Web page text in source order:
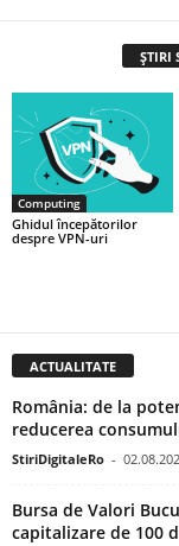
ȘTIRI
Computing
Ghidul începătorilor
despre VPN-uri
ACTUALITATE
România: de la
reducerea
StiriDigitaleRo -
Bursa de Valori
capitalizare de 100